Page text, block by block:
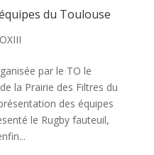
du Toulouse
par le TO le
la Prairie des Filtres du
des équipes
le Rugby fauteuil,